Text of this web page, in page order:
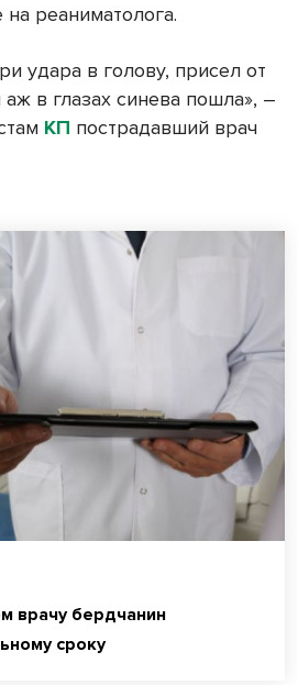
реаниматолога.
удара в голову, присел от
в глазах синева пошла», –
КП пострадавший врач
врачу бердчанин
сроку